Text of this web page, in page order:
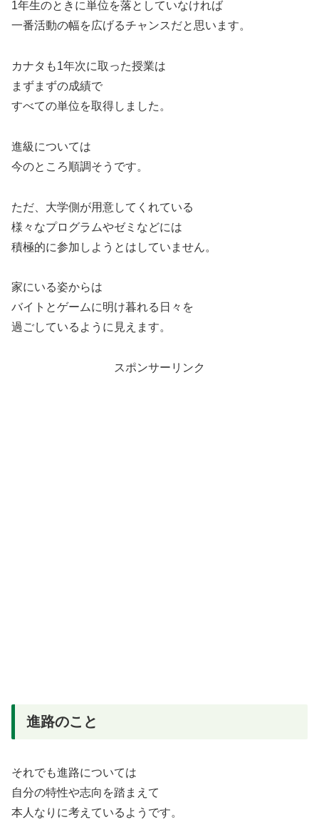
1年生のときに単位を落としていなければ
一番活動の幅を広げるチャンスだと思います。
カナタも1年次に取った授業は
まずまずの成績で
すべての単位を取得しました。
進級については
今のところ順調そうです。
ただ、大学側が用意してくれている
様々なプログラムやゼミなどには
積極的に参加しようとはしていません。
家にいる姿からは
バイトとゲームに明け暮れる日々を
過ごしているように見えます。
スポンサーリンク
進路のこと
それでも進路については
自分の特性や志向を踏まえて
本人なりに考えているようです。